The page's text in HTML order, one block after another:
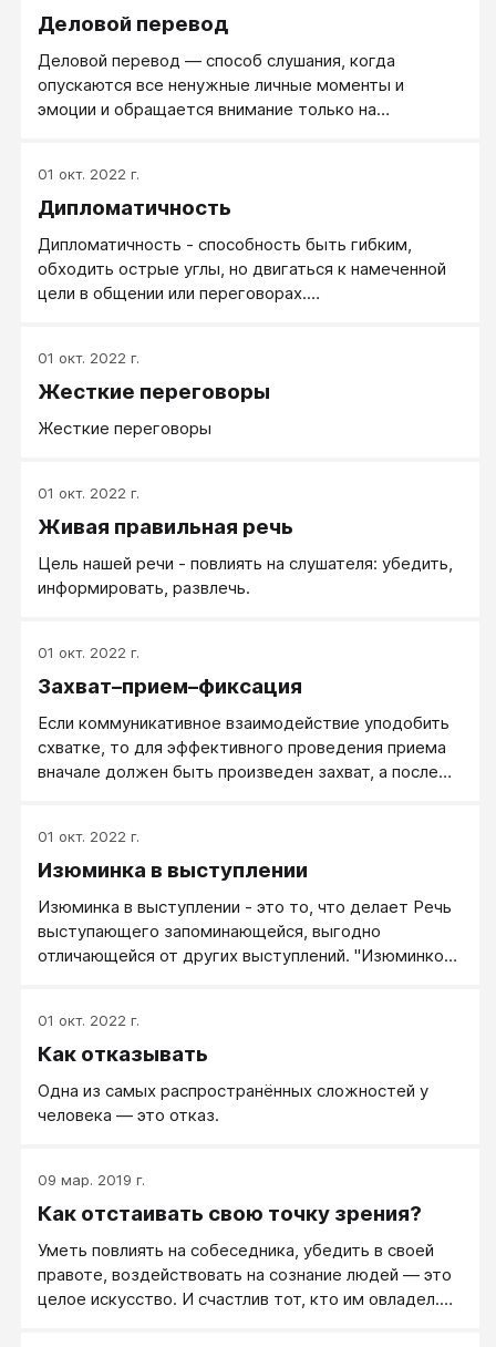
Деловой перевод
Деловой перевод ― способ слушания, когда
опускаются все ненужные личные моменты и
эмоции и обращается внимание только на
01 окт. 2022 г.
Дипломатичность
Дипломатичность - способность быть гибким,
обходить острые углы, но двигаться к намеченной
цели в общении или переговорах.
01 окт. 2022 г.
Жесткие переговоры
Жесткие переговоры
01 окт. 2022 г.
Живая правильная речь
Цель нашей речи - повлиять на слушателя: убедить,
информировать, развлечь.
01 окт. 2022 г.
Захват–прием–фиксация
Если коммуникативное взаимодействие уподобить
схватке, то для эффективного проведения приема
вначале должен быть произведен захват, а после
01 окт. 2022 г.
Изюминка в выступлении
Изюминка в выступлении - это то, что делает Речь
выступающего запоминающейся, выгодно
отличающейся от других выступлений. "Изюминкой"
выступающего.
01 окт. 2022 г.
Как отказывать
Одна из самых распространённых сложностей у
человека — это отказ.
09 мар. 2019 г.
Как отстаивать свою точку зрения?
Уметь повлиять на собеседника, убедить в своей
правоте, воздействовать на сознание людей — это
целое искусство. И счастлив тот, кто им овладел.